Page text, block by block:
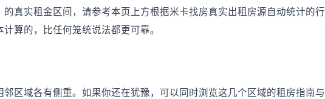
真实租金区间，请参考本页上方根据米卡找房真实出租房源自动统计的行
算的，比任何笼统说法都更可靠。
区域各有侧重。如果你还在犹豫，可以同时浏览这几个区域的租房指南与